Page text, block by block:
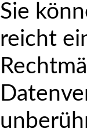
Sie
reicht